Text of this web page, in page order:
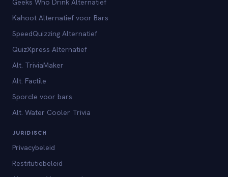
Geeks Who Drink Alternatief
Kahoot Alternatief voor Bars
SpeedQuizzing Alternatief
QuizXpress Alternatief
Alt. TriviaMaker
Alt. Factile
Sporcle voor bars
Alt. Water Cooler Trivia
JURIDISCH
Privacybeleid
Restitutiebeleid